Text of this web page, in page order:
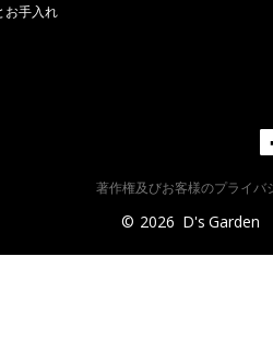
お手入れ
著作権及びお客様のプライバ
© 2026 D's Garden